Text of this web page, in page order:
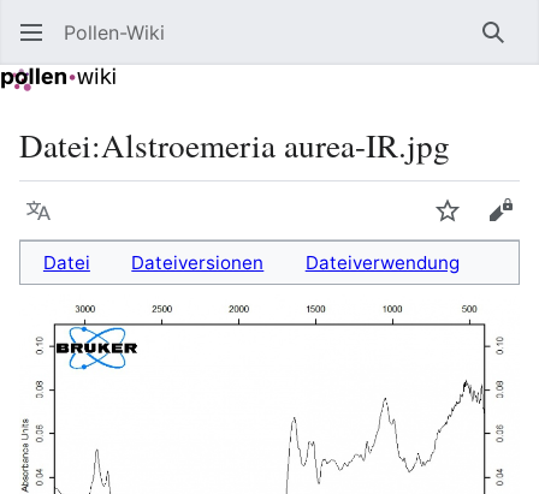
Pollen-Wiki
Datei:Alstroemeria aurea-IR.jpg
Sprache
Datei Dateiversionen Dateiverwendung